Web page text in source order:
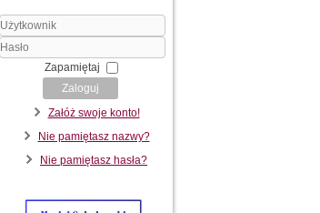
Użytkownik
Zapamiętaj
Zaloguj
Załóż swoje konto!
Nie pamiętasz nazwy?
Nie pamiętasz hasła?